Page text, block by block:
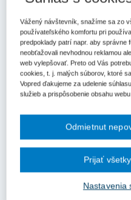
Elektronickou poštou zo dňa
verejné obstarávanie (ďalej len
usmernenie k aplikácii zákona
obstarávaní a o zmene a
neskorších predpisov (ďalej len
Vo svojej žiadosti uvádzate,
“Ako osoba zodpovedná za
verejného obstarávateľa podľa
343/2015 Z.z. o verejnom
niektorých zákonov (ďalej len
Vás, ako ústredný orgán
obstarávania, dovoľujem
jednoznačného metodického
Vážený návštevník, snažíme sa zo
používateľského komfortu pri
predpoklady patrí napr. aby správne
neobťažovali nevhodnou reklamou
web vylepšovať. Preto od Vás
cookies, t. j. malých súborov, ktoré
Vopred ďakujeme za udelenie
služieb a prispôsobenie obsahu
Nastavenia
Odmietnut
Prijať